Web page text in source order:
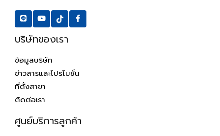
บริษัทของเรา
ข้อมูลบริษัท
ข่าวสารและโปรโมชั่น
ที่ตั้งสาขา
ติดต่อเรา
ศูนย์บริการลูกค้า